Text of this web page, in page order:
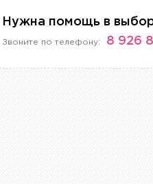
Нужна помощь в
Звоните по телефону: 8 926